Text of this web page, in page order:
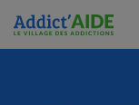
Aller au contenu
Panneau de